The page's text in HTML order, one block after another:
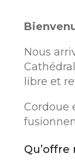
Nous
libre et
Cordoue